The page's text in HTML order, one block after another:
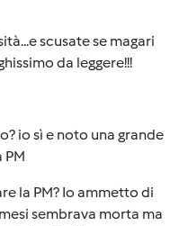
scusate se magari
da leggere!!!
io sì e noto una grande
la PM? Io ammetto di
sembrava morta ma